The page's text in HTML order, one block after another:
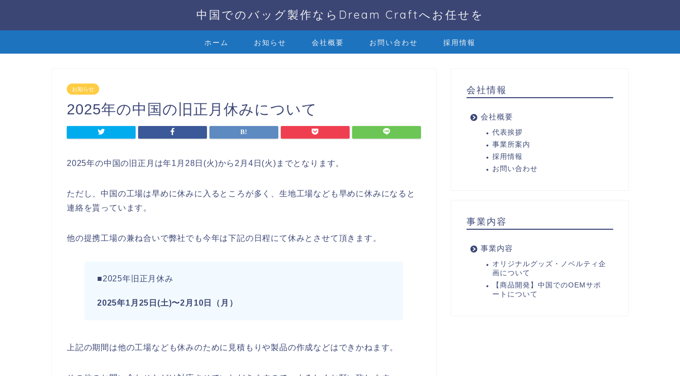
中国でのバッグ製作ならDream Craftへお任せを
ホーム お知らせ 会社概要 お問い合わせ 採用情報
お知らせ
2025年の中国の旧正月休みについて
2025年の中国の旧正月は年1月28日(火)から2月4日(火)までとなります。
ただし、中国の工場は早めに休みに入るところが多く、生地工場なども早めに休みになると
連絡を貰っています。
他の提携工場の兼ね合いで弊社でも今年は下記の日程にて休みとさせて頂きます。
■2025年旧正月休み
2025年1月25日(土)〜2月10日（月）
上記の期間は他の工場なども休みのために見積もりや製品の作成などはできかねます。
会社情報
会社概要
代表挨拶
事業所案内
採用情報
お問い合わせ
事業内容
事業内容
オリジナルグッズ・ノベルティ企
画について
【商品開発】中国でのOEMサポ
ートについて